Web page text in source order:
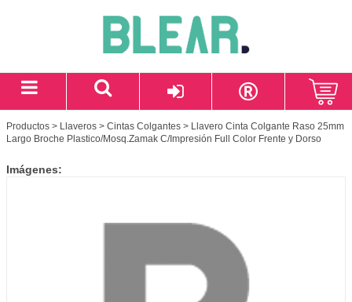
Productos > Llaveros > Cintas Colgantes > Llavero Cinta Colgante Raso 25mm
Largo Broche Plastico/Mosq.Zamak C/Impresión Full Color Frente y Dorso
Imágenes: